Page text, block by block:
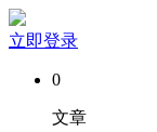
立即登录
0
文章